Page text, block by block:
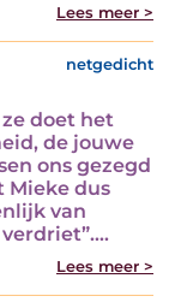
Lees meer >
netgedicht
doet het
de jouwe
ons gezegd
Mieke dus
van
Lees meer >